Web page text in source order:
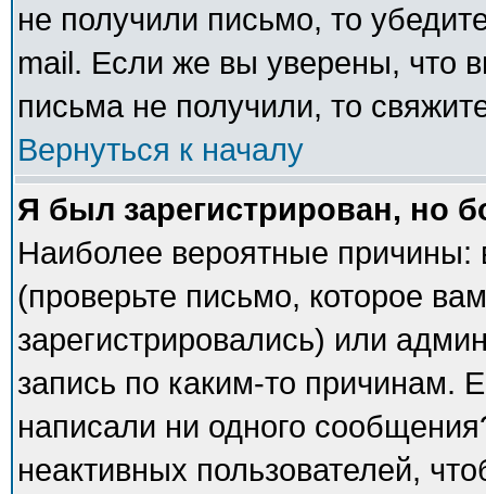
не получили письмо, то
mail. Если же вы уверены, что
письма не получили, то
Вернуться к началу
Я был зарегистрирован, но
Наиболее вероятные
(проверьте письмо, которое
зарегистрировались) или
запись по каким-то причинам.
написали ни одного
неактивных пользователей,